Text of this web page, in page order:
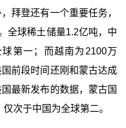
拜登还有一个重要任务，
全球稀土储量1.2亿吨，中
第一；而越南为2100万
前段时间还刚和蒙古达成
最新发布的数据，蒙古国
次于中国为全球第二。